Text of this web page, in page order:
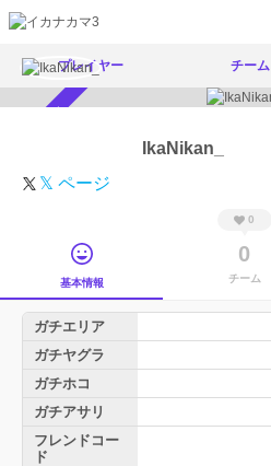
プレイヤー チーム
IkaNikan_
𝕏 ページ
基本情報
0
0
チーム
ガチエリア
ガチヤグラ
ガチホコ
ガチアサリ
フレンドコー
ド